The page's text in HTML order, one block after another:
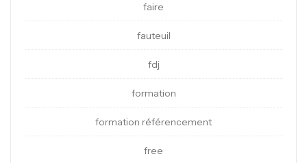
faire
fauteuil
fdj
formation
formation référencement
free